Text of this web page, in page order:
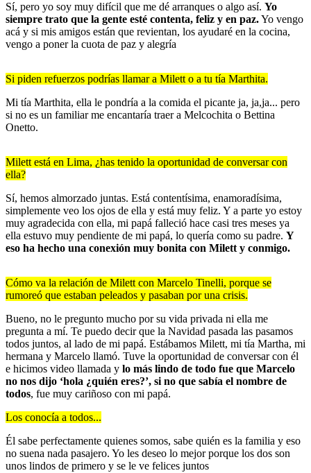
Sí, pero yo soy muy difícil que me dé arranques o algo así. Yo
siempre trato que la gente esté contenta, feliz y en paz.Yo vengo
acá y si mis amigos están que revientan, los ayudaré en la cocina,
vengo a poner la cuota de paz y alegría
Si piden refuerzos podrías llamar a Milett o a tu tía Marthita.
Mi tía Marthita, ella le pondría a la comida el picante ja, ja,ja... pero
si no es un familiar me encantaría traer a Melcochita o Bettina
Onetto.
Milett está en Lima, ¿has tenido la oportunidad de conversar con
ella?
Sí, hemos almorzado juntas. Está contentísima, enamoradísima,
simplemente veo los ojos de ella y está muy feliz. Y a parte yo estoy
muy agradecida con ella, mi papá falleció hace casi tres meses ya
ella estuvo muy pendiente de mi papá, lo quería como su padre. Y
eso ha hecho una conexión muy bonita con Milett y conmigo.
Cómo va la relación de Milett con Marcelo Tinelli, porque se
rumoreó que estaban peleados y pasaban por una crisis.
Bueno, no le pregunto mucho por su vida privada ni ella me
pregunta a mí. Te puedo decir que la Navidad pasada las pasamos
todos juntos, al lado de mi papá. Estábamos Milett, mi tía Martha, mi
hermana y Marcelo llamó. Tuve la oportunidad de conversar con él
e hicimos video llamada y lo más lindo de todo fue que Marcelo
no nos dijo ‘hola ¿quién eres?’, si no que sabía el nombre de
todos, fue muy cariñoso con mi papá.
Los conocía a todos...
Él sabe perfectamente quienes somos, sabe quién es la familia y eso
no suena nada pasajero. Yo les deseo lo mejor porque los dos son
unos lindos de primero y se le ve felices juntos